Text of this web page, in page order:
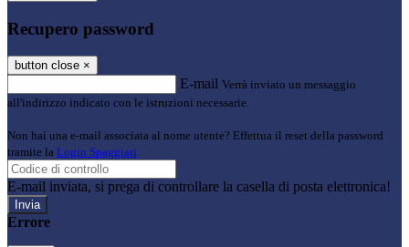
Recupero password
button close ×
E-mail Verrà inviato un messaggio
all'indirizzo indicato con le istruzioni necessarie.
Non hai una e-mail associata al nome utente? Effettua il reset della password
tramite la Login Spaggiari
E-mail inviata, si prega di controllare la casella di posta elettronica!
Errore